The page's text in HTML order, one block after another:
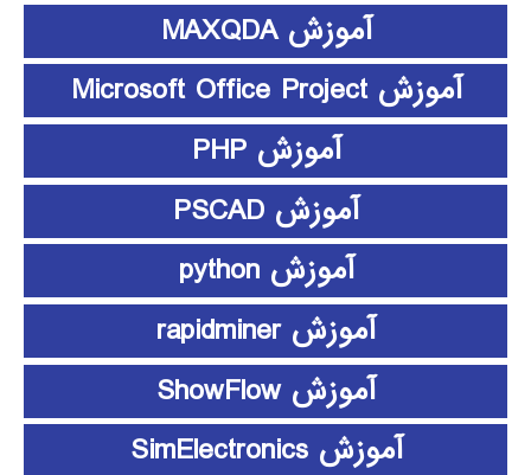
آموزش MAXQDA
آموزش Microsoft Office Project
آموزش PHP
آموزش PSCAD
آموزش python
آموزش rapidminer
آموزش ShowFlow
آموزش SimElectronics